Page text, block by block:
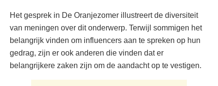
Het gesprek in De Oranjezomer illustreert de diversiteit
van meningen over dit onderwerp. Terwijl sommigen het
belangrijk vinden om influencers aan te spreken op hun
gedrag, zijn er ook anderen die vinden dat er
belangrijkere zaken zijn om de aandacht op te vestigen.